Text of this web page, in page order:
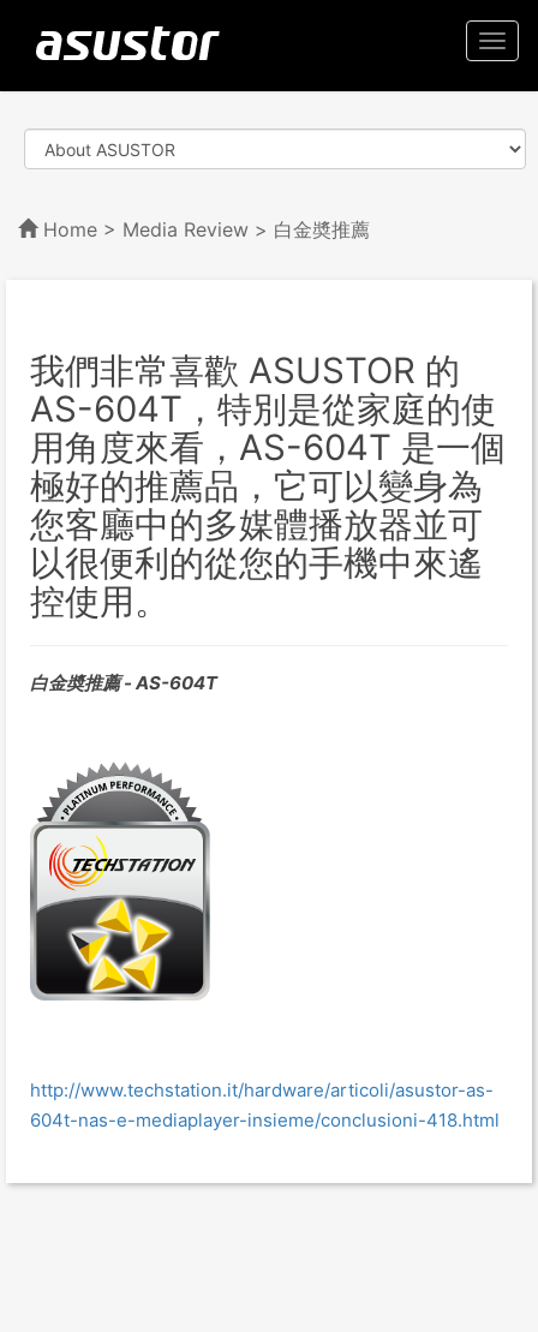
Home > Media Review > 白金奬推薦
我們非常喜歡 ASUSTOR 的
AS-604T，特別是從家庭的使
用角度來看，AS-604T 是一個
極好的推薦品，它可以變身為
您客廳中的多媒體播放器並可
以很便利的從您的手機中來遙
控使用。
白金奬推薦 - AS-604T
http://www.techstation.it/hardware/articoli/asustor-as-
604t-nas-e-mediaplayer-insieme/conclusioni-418.html